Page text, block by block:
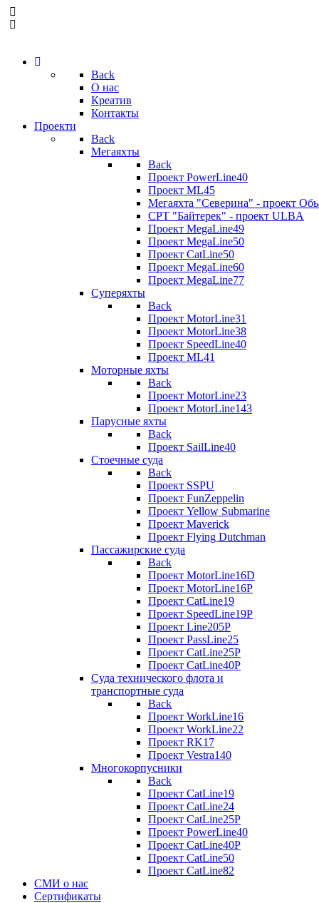
Back
О нас
Креатив
Контакты
Проекти
Back
Мегаяхты
Back
Проект PowerLine40
Проект ML45
Мегаяхта "Северина" - проект
СРТ "Байтерек" - проект ULBA
Проект MegaLine49
Проект MegaLine50
Проект CatLine50
Проект MegaLine60
Проект MegaLine77
Суперяхты
Back
Проект MotorLine31
Проект MotorLine38
Проект SpeedLine40
Проект ML41
Моторные яхты
Back
Проект MotorLine23
Проект MotorLine143
Парусные яхты
Back
Проект SailLine40
Стоечные суда
Back
Проект SSPU
Проект FunZeppelin
Проект Yellow Submarine
Проект Maverick
Проект Flying Dutchman
Пассажирские суда
Back
Проект MotorLine16D
Проект MotorLine16P
Проект CatLine19
Проект SpeedLine19P
Проект Line205P
Проект PassLine25
Проект CatLine25P
Проект CatLine40P
Суда технического флота и
транспортные суда
Back
Проект WorkLine16
Проект WorkLine22
Проект RK17
Проект Vestra140
Многокорпусники
Back
Проект CatLine19
Проект CatLine24
Проект CatLine25P
Проект PowerLine40
Проект CatLine40P
Проект CatLine50
Проект CatLine82
СМИ о нас
Сертификаты